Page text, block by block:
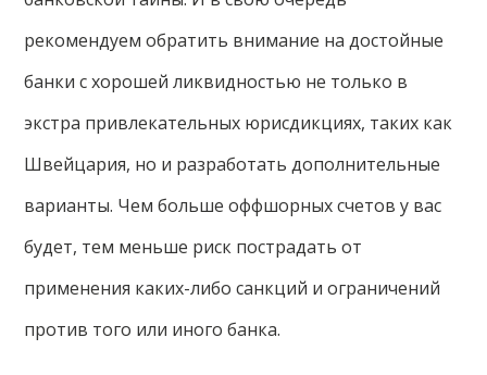
рекомендуем обратить внимание на достойные
банки с хорошей ликвидностью не только в
экстра привлекательных юрисдикциях, таких как
Швейцария, но и разработать дополнительные
варианты. Чем больше оффшорных счетов у вас
будет, тем меньше риск пострадать от
применения каких-либо санкций и ограничений
против того или иного банка.